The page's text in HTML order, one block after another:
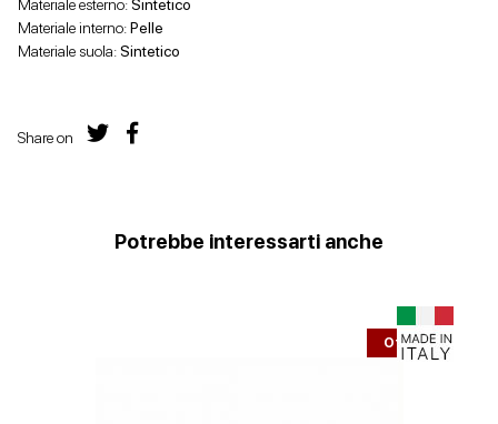
Materiale esterno:Sintetico
Materiale interno:Pelle
Materiale suola:Sintetico
Share on
Potrebbe interessarti anche
Offerta